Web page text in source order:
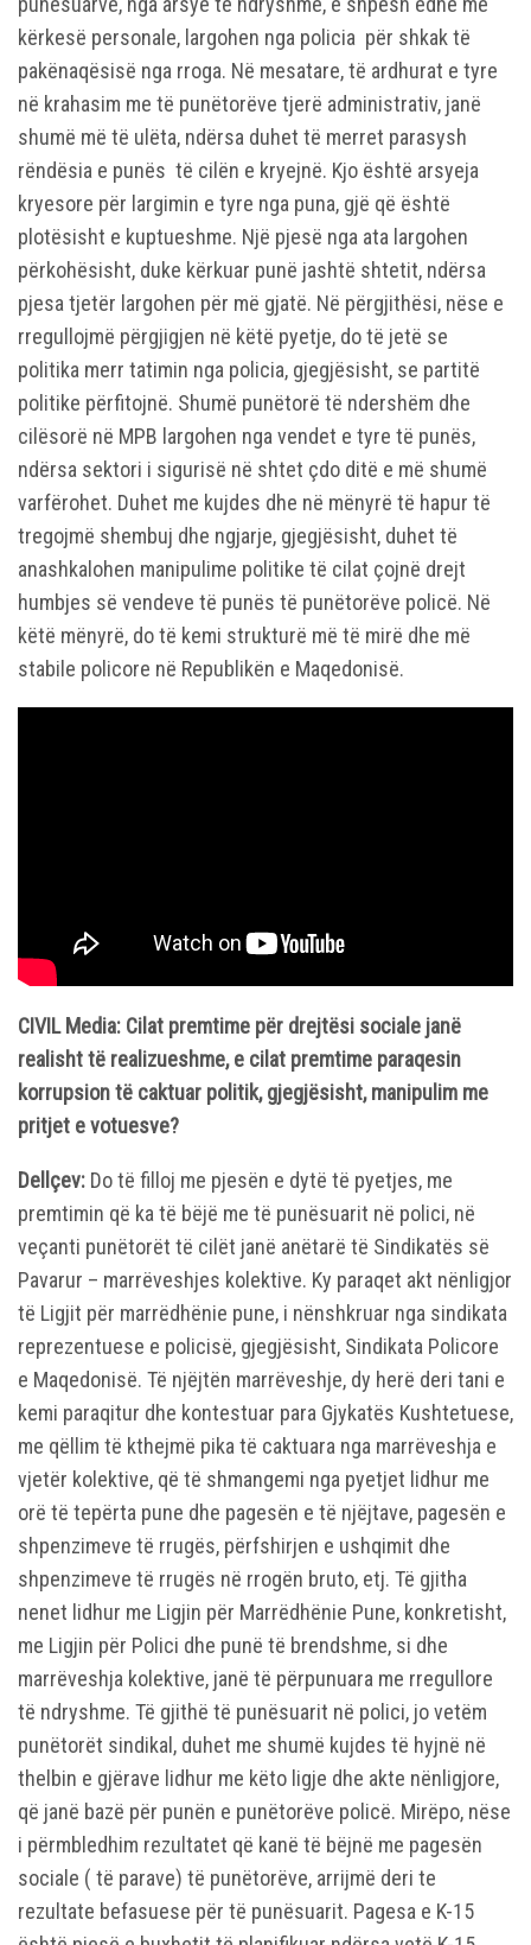
kërkesë personale, largohen nga policia për shkak të
pakënaqësisë nga rroga. Në mesatare, të ardhurat e tyre
në krahasim me të punëtorëve tjerë administrativ, janë
shumë më të ulëta, ndërsa duhet të merret parasysh
rëndësia e punës të cilën e kryejnë. Kjo është arsyeja
kryesore për largimin e tyre nga puna, gjë që është
plotësisht e kuptueshme. Një pjesë nga ata largohen
përkohësisht, duke kërkuar punë jashtë shtetit, ndërsa
pjesa tjetër largohen për më gjatë. Në përgjithësi, nëse e
rregullojmë përgjigjen në këtë pyetje, do të jetë se
politika merr tatimin nga policia, gjegjësisht, se partitë
politike përfitojnë. Shumë punëtorë të ndershëm dhe
cilësorë në MPB largohen nga vendet e tyre të punës,
ndërsa sektori i sigurisë në shtet çdo ditë e më shumë
varfërohet. Duhet me kujdes dhe në mënyrë të hapur të
tregojmë shembuj dhe ngjarje, gjegjësisht, duhet të
anashkalohen manipulime politike të cilat çojnë drejt
humbjes së vendeve të punës të punëtorëve policë. Në
këtë mënyrë, do të kemi strukturë më të mirë dhe më
stabile policore në Republikën e Maqedonisë.
CIVIL Media: Cilat premtime për drejtësi sociale janë
realisht të realizueshme, e cilat premtime paraqesin
korrupsion të caktuar politik, gjegjësisht, manipulim me
pritjet e votuesve?
Dellçev: Do të filloj me pjesën e dytë të pyetjes, me
premtimin që ka të bëjë me të punësuarit në polici, në
veçanti punëtorët të cilët janë anëtarë të Sindikatës së
Pavarur – marrëveshjes kolektive. Ky paraqet akt nënligjor
të Ligjit për marrëdhënie pune, i nënshkruar nga sindikata
reprezentuese e policisë, gjegjësisht, Sindikata Policore
e Maqedonisë. Të njëjtën marrëveshje, dy herë deri tani e
kemi paraqitur dhe kontestuar para Gjykatës Kushtetuese,
me qëllim të kthejmë pika të caktuara nga marrëveshja e
vjetër kolektive, që të shmangemi nga pyetjet lidhur me
orë të tepërta pune dhe pagesën e të njëjtave, pagesën e
shpenzimeve të rrugës, përfshirjen e ushqimit dhe
shpenzimeve të rrugës në rrogën bruto, etj. Të gjitha
nenet lidhur me Ligjin për Marrëdhënie Pune, konkretisht,
me Ligjin për Polici dhe punë të brendshme, si dhe
marrëveshja kolektive, janë të përpunuara me rregullore
të ndryshme. Të gjithë të punësuarit në polici, jo vetëm
punëtorët sindikal, duhet me shumë kujdes të hyjnë në
thelbin e gjërave lidhur me këto ligje dhe akte nënligjore,
që janë bazë për punën e punëtorëve policë. Mirëpo, nëse
i përmbledhim rezultatet që kanë të bëjnë me pagesën
sociale ( të parave) të punëtorëve, arrijmë deri te
rezultate befasuese për të punësuarit. Pagesa e K-15